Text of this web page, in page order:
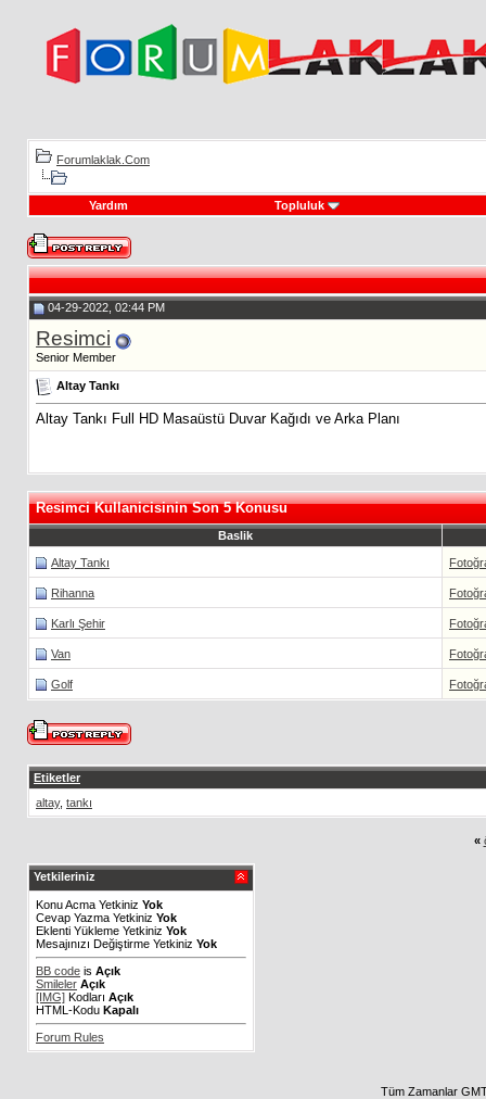
Forumlaklak.Com
Yardım Topluluk
04-29-2022, 02:44 PM
Resimci
Senior Member
Altay Tankı
Altay Tankı Full HD Masaüstü Duvar Kağıdı ve Arka Planı
Resimci Kullanicisinin Son 5 Konusu
Baslik
Altay Tankı
Rihanna
Karlı Şehir
Van
Golf
Etiketler
altay, tankı
«
Yetkileriniz
Konu Acma Yetkiniz Yok
Cevap Yazma Yetkiniz Yok
Eklenti Yükleme Yetkiniz Yok
Mesajınızı Değiştirme Yetkiniz Yok
BB code is Açık
Smileler Açık
[IMG] Kodları Açık
HTML-Kodu Kapalı
Forum Rules
Tüm Zamanlar